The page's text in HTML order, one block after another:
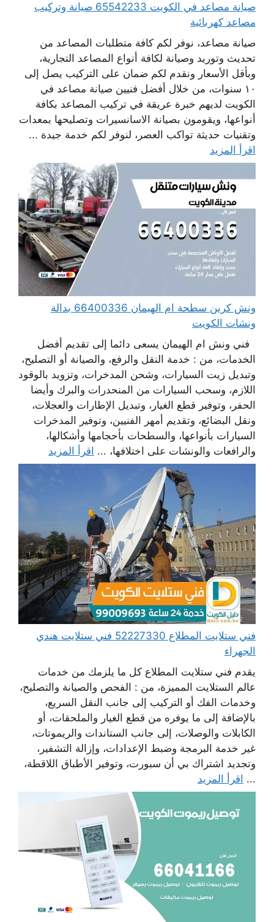
صيانة مصاعد في الكويت 65542233 صيانة وتركيب
مصاعد كهربائية
صيانة مصاعد، نوفر لكم كافة متطلبات المصاعد من
تحديث وتوريد وصيانة لكافة أنواع المصاعد التجارية،
وبأقل الأسعار ونقدم لكم ضمان على التركيب يصل إلى
١٠ سنوات، من خلال أفضل فنيين صيانة مصاعد في
الكويت لديهم خبرة عريقة في تركيب المصاعد بكافة
أنواعها، ويقومون بصيانة الاسانسيرات وتصليحها بمعدات
وتقنيات حديثة تواكب العصر، لنوفر لكم خدمة جيدة ...
اقرأ المزيد
ونش كرين سطحة ام الهيمان 66400336 بدالة
ونشات الكويت
فني ونش ام الهيمان يسعى دائما إلى تقديم أفضل
الخدمات، من : خدمة النقل والرفع، والصيانة أو التصليح،
وتبديل زيت السيارات، وشحن المدخرات، وتزويد بالوقود
اللازم، وسحب السيارات من المنحدرات والبرك وأيضا
الحفر، وتوفير قطع الغيار، وتبديل الإطارات والعجلات،
ونقل البضائع، وتقديم أمهر الفنيين، وتوفير المدخرات
السيارات بأنواعها، والسطحات بأحجامها وأشكالها،
والرافعات والونشات على اختلافها، ... اقرأ المزيد
فني ستلايت المطلاع 52227330 فني ستلايت هندي
الجهراء
يقدم فني ستلايت المطلاع كل ما يلزمك من خدمات
عالم الستلايت المميزة، من : الفحص والصيانة والتصليح،
وخدمات الفك أو التركيب إلى جانب النقل السريع،
بالإضافة إلى ما يوفره من قطع الغيار والملحقات، أو
الكابلات والوصلات، إلى جانب الستاندات والريموتات،
غير خدمة البرمجة وضبط الإعدادات، وإزالة التشفير،
وتجديد اشتراك بي أن سبورت، وتوفير الأطباق اللاقطة،
... اقرأ المزيد